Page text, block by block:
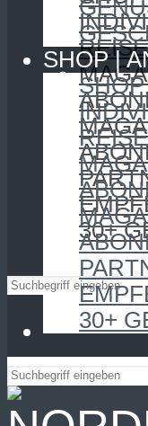
30+
SHOP |
30+